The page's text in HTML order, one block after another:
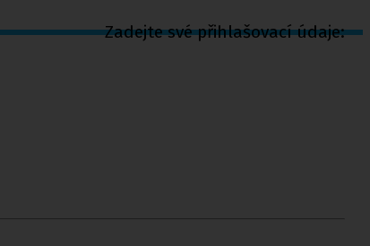
Zadejte své přihlašovací údaje: